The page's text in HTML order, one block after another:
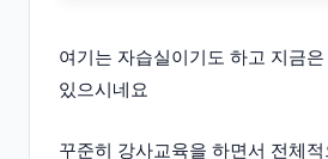
여기는 자습실이기도 하고 지금
있으시네요
꾸준히 강사교육을 하면서 전체